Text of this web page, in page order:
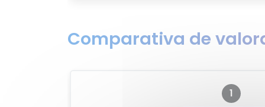
Comparativa de
1